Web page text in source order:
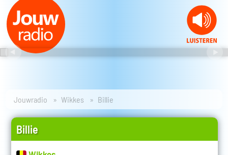
Jouwradio Wikkes Billie
Billie